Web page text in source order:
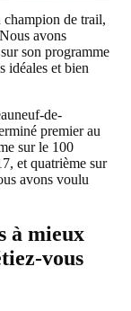
champion de trail,
avons
son programme
idéales et bien
de-
premier au
sur le 100
et quatrième sur
avons voulu
à mieux
vous